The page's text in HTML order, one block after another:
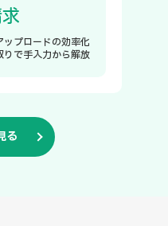
ップロードの効率化
りで手入力から解放
る